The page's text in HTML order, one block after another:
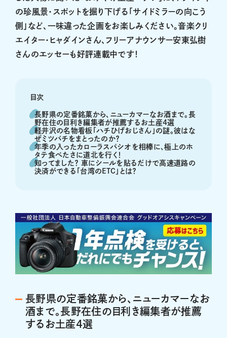
の珍風景・スポットを掘り下げる「サイドミラーの向こう
側」など、一味違った企画をお楽しみください。音楽クリ
エイター・ヒャダインさん、フリーアナウンサー安東弘樹
さんのエッセーも好評連載中です！
目次
長野県の定番銘菓から、ニューカマーなお酒まで。長
野在住の目利き編集者が推薦するお土産4選
軽井沢の名物看板「ハチひげおじさん」の謎。彼はな
ぜミツバチをまとったのか？
年季の入ったカローラスパシオを相棒に、極上のホ
タテ食べたさに道北を行く！
知ってました？ 車にシールを貼るだけで高速道路の
決済ができる「台湾のETC」とは？
長野県の定番銘菓から、ニューカマーなお
酒まで。長野在住の目利き編集者が推薦
するお土産4選